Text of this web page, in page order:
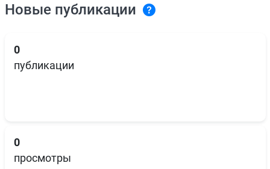
Новые публикации
0
публикации
0
просмотры